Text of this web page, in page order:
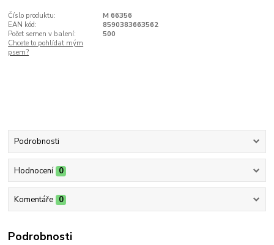
Číslo produktu:
M 66356
EAN kód:
8590383663562
Počet semen v balení:
500
Chcete to pohlídat mým
psem?
Podrobnosti
Hodnocení 0
Komentáře 0
Podrobnosti